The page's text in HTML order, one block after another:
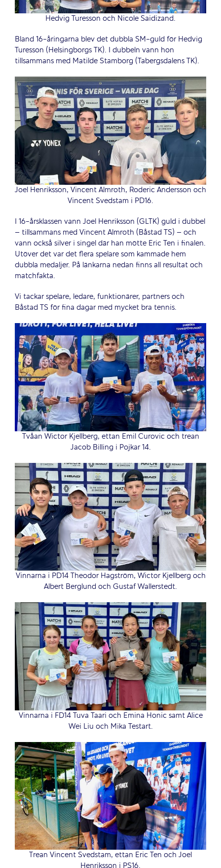
Hedvig Turesson och Nicole Saidizand.
Bland 16-åringarna blev det dubbla SM-guld för Hedvig
Turesson (Helsingborgs TK). I dubbeln vann hon
tillsammans med Matilde Stamborg (Tabergsdalens TK).
Joel Henriksson, Vincent Almroth, Roderic Andersson och
Vincent Svedstam i PD16.
I 16-årsklassen vann Joel Henriksson (GLTK) guld i dubbel
– tillsammans med Vincent Almroth (Båstad TS) – och
vann också silver i singel där han mötte Eric Ten i finalen.
Utöver det var det flera spelare som kammade hem
dubbla medaljer. På länkarna nedan finns all resultat och
matchfakta.
Vi tackar spelare, ledare, funktionärer, partners och
Båstad TS för fina dagar med mycket bra tennis.
Tvåan Wictor Kjellberg, ettan Emil Curovic och trean
Jacob Billing i Pojkar 14.
Vinnarna i PD14 Theodor Hagström, Wictor Kjellberg och
Albert Berglund och Gustaf Wallerstedt.
Vinnarna i FD14 Tuva Taari och Emina Honic samt Alice
Wei Liu och Mika Testart.
Trean Vincent Svedstam, ettan Eric Ten och Joel